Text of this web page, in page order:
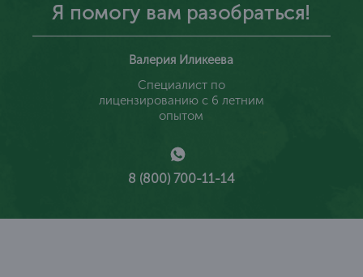
Я помогу вам разобраться!
Валерия Иликеева
Специалист по
лицензированию с 6 летним
опытом
8 (800) 700-11-14